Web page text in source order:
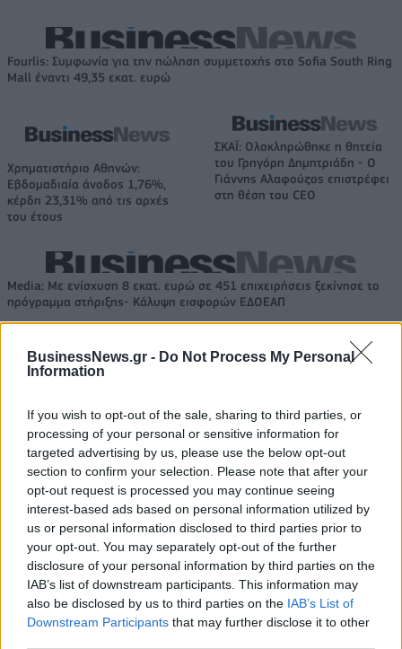
BusinessNews.gr - Do Not Process My Personal
Information
If you wish to opt-out of the sale, sharing to third parties, or
processing of your personal or sensitive information for
targeted advertising by us, please use the below opt-out
section to confirm your selection. Please note that after your
opt-out request is processed you may continue seeing
interest-based ads based on personal information utilized by
us or personal information disclosed to third parties prior to
your opt-out. You may separately opt-out of the further
disclosure of your personal information by third parties on the
IAB’s list of downstream participants. This information may
also be disclosed by us to third parties on the IAB’s List of
Downstream Participants that may further disclose it to other
Fourlis: Συμφωνία για την πώληση συμμετοχής στο Sofia South Ring
Mall έναντι 49,35 εκατ. ευρώ
Χρηματιστήριο Αθηνών:
Εβδομαδιαία άνοδος 1,76%,
κέρδη 23,31% από τις αρχές
του έτους
ΣΚΑΪ: Ολοκληρώθηκε η θητεία
του Γρηγόρη Δημητριάδη - Ο
Γιάννης Αλαφούζος επιστρέφει
στη θέση του CEO
Media: Με ενίσχυση 8 εκατ. ευρώ σε 451 επιχειρήσεις ξεκίνησε το
πρόγραμμα στήριξης- Κάλυψη εισφορών ΕΔΟΕΑΠ
Η Toyota φέρνει νέα γενιά
Νέο Audi A2 e-tron με στόχο την κορυφή της αποδοτικότητας
Εθνική Νεανίδων: Απέναντι
στην Ισλανδία για την 5η θέση
στο Ευρωμπάσκετ (live stream)
Εφές: Χωρίς Παπαγιάννη στην
έναρξη της σεζόν